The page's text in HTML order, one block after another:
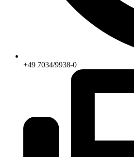
+49 7034/9938-0